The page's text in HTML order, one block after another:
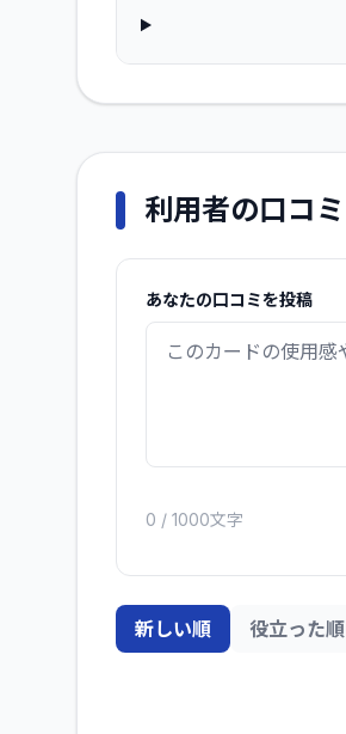
利用者の口コミ
あなたの口コミを投稿
0 / 1000文字
新しい順 役立った順